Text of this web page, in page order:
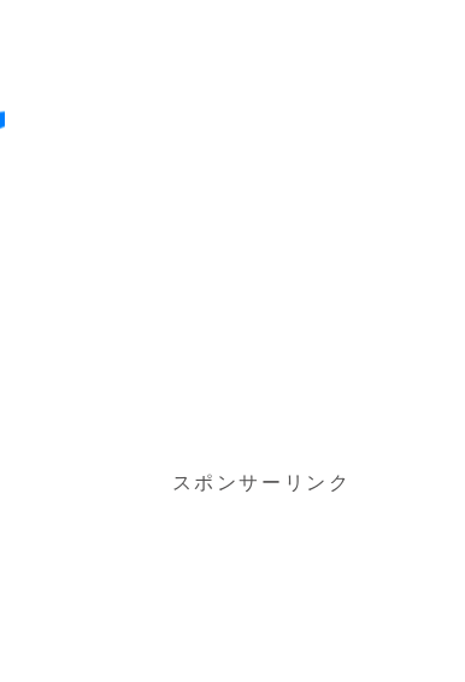
スポンサーリンク